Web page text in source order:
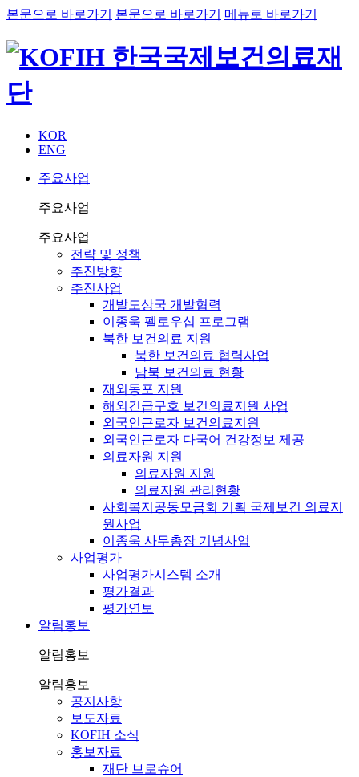
본문으로 바로가기 본문으로 바로가기 메뉴로 바로가기
KOR
ENG
주요사업
주요사업
주요사업
전략 및 정책
추진방향
추진사업
개발도상국 개발협력
이종욱 펠로우십 프로그램
북한 보건의료 지원
북한 보건의료 협력사업
남북 보건의료 현황
재외동포 지원
해외긴급구호 보건의료지원 사업
외국인근로자 보건의료지원
외국인근로자 다국어 건강정보 제공
의료자원 지원
의료자원 지원
의료자원 관리현황
사회복지공동모금회 기획 국제보건 의료지
원사업
이종욱 사무총장 기념사업
사업평가
사업평가시스템 소개
평가결과
평가연보
알림홍보
알림홍보
알림홍보
공지사항
보도자료
KOFIH 소식
홍보자료
재단 브로슈어